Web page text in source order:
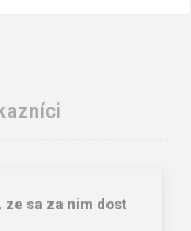
ze sa za nim dost